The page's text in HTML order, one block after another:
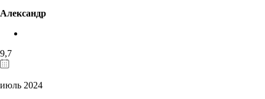
Александр
9,7
июль 2024